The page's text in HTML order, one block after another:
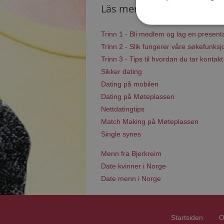
Läs mer
Trinn 1 - Bli medlem og lag en
Trinn 2 - Slik fungerer våre
Trinn 3 - Tips til hvordan du tar kontakt
Sikker dating
Dating på mobilen
Dating på Møteplassen
Nettdatingtips
Match Making på Møteplassen
Single synes
Menn fra Bjerkreim
Date kvinner i Norge
Date menn i Norge
Startsiden